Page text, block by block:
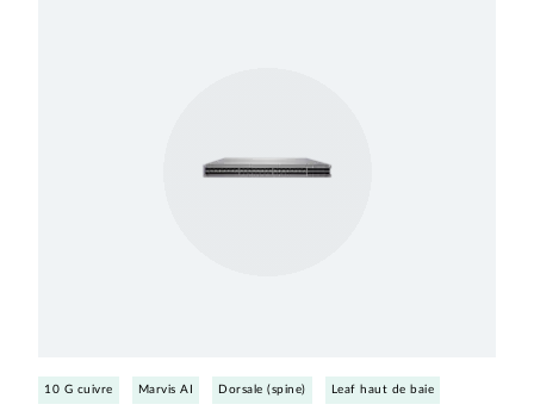
10 G cuivre Marvis AI Dorsale (spine) Leaf haut de baie